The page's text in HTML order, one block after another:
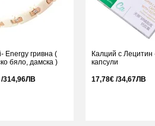
Energy гривна (
бяло, дамска )
314,96ЛВ
Калций с Лецитин
капсули
17,78€ /34,67ЛВ